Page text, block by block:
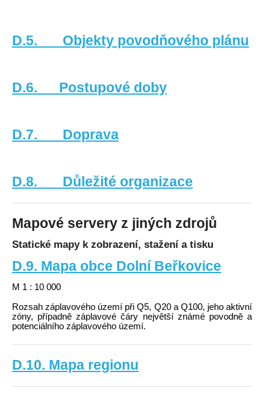
D.5. Objekty povodňového plánu
D.6. Postupové doby
D.7. Doprava
D.8. Důležité organizace
Mapové servery z jiných zdrojů
Statické mapy k zobrazení, stažení a tisku
D.9. Mapa obce Dolní Beřkovice
M 1 : 10 000
Rozsah záplavového území při Q5, Q20 a Q100, jeho aktivní
zóny, případně záplavové čáry největší známé povodně a
potenciálního záplavového území.
D.10. Mapa regionu